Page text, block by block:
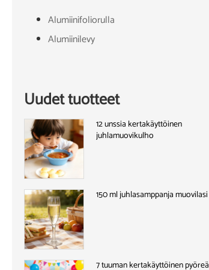
Alumiinifoliorulla
Alumiinilevy
Uudet tuotteet
12 unssia kertakäyttöinen
juhlamuovikulho
150 ml juhlasamppanja muovilasi
7 tuuman kertakäyttöinen pyöreä